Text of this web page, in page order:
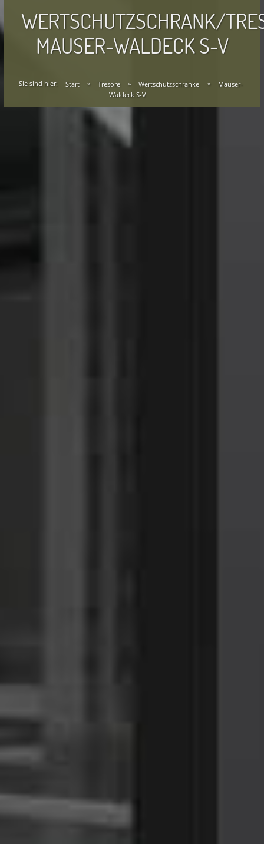
WERTSCHUTZSCHRANK/
MAUSER-WALDECK S-V
Sie sind hier: Start » Tresore » Wertschutzschränke »
Mauser-
Waldeck S-V